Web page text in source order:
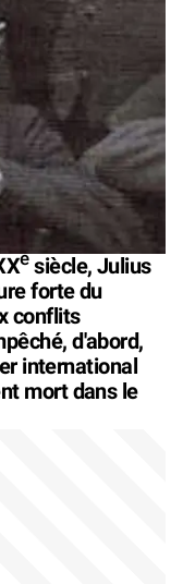
esiècle, Julius
forte du
conflits
d'abord,
international
mort dans le